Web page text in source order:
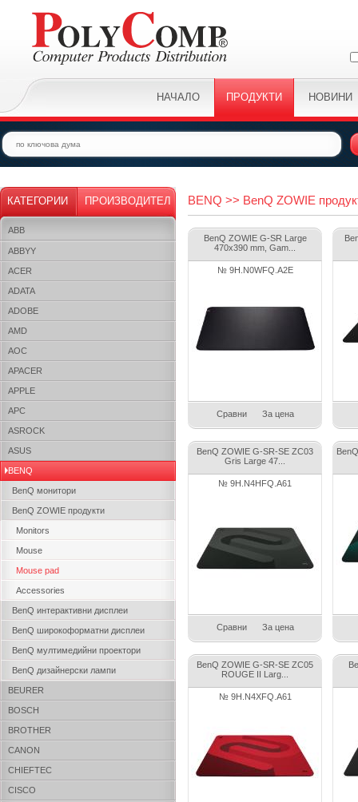
НАЧАЛО ПРОДУКТИ НОВИНИ
КАТЕГОРИИ ПРОИЗВОДИТЕЛ
ABB
ABBYY
ACER
ADATA
ADOBE
AMD
AOC
APACER
APPLE
APC
ASROCK
ASUS
BENQ
BenQ монитори
BenQ ZOWIE продукти
Monitors
Mouse
Mouse pad
Accessories
BenQ интерактивни дисплеи
BenQ широкоформатни дисплеи
BenQ мултимедийни проектори
BenQ дизайнерски лампи
BEURER
BOSCH
BROTHER
CANON
CHIEFTEC
CISCO
BENQ >> BenQ ZOWIE
BenQ ZOWIE G-SR Large
470x390 mm, Gam...
№ 9H.N0WFQ.A2E
Сравни За цена
BenQ ZOWIE G-SR-SE ZC03
Gris Large 47...
№ 9H.N4HFQ.A61
Сравни За цена
BenQ ZOWIE G-SR-SE ZC05
ROUGE II Larg...
№ 9H.N4XFQ.A61